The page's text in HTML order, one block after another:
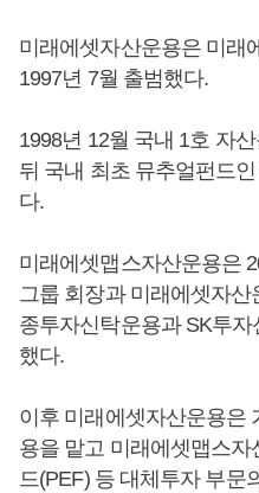
미래에셋자산운용은 미래
1997년 7월 출범했다.
1998년 12월 국내 1호 자
뒤 국내 최초 뮤추얼펀드인
다.
미래에셋맵스자산운용은
그룹 회장과 미래에셋자
종투자신탁운용과 SK투
했다.
이후 미래에셋자산운용은
용을 맡고 미래에셋맵스자
드(PEF) 등 대체투자 부문